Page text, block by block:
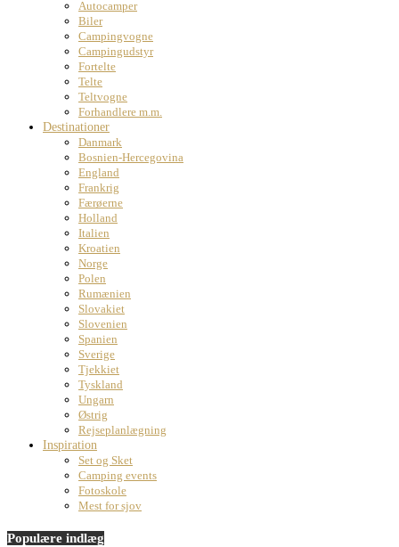
Autocamper
Biler
Campingvogne
Campingudstyr
Fortelte
Telte
Teltvogne
Forhandlere m.m.
Destinationer
Danmark
Bosnien-Hercegovina
England
Frankrig
Færøerne
Holland
Italien
Kroatien
Norge
Polen
Rumænien
Slovakiet
Slovenien
Spanien
Sverige
Tjekkiet
Tyskland
Ungarn
Østrig
Rejseplanlægning
Inspiration
Set og Sket
Camping events
Fotoskole
Mest for sjov
Populære indlæg